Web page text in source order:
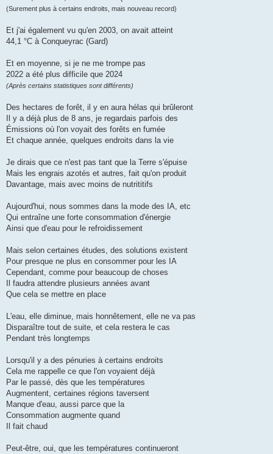
(Surement plus à certains endroits, mais nouveau record)
Et j'ai également vu qu'en 2003, on avait atteint
44,1 °C à Conqueyrac (Gard)
Et en moyenne, si je ne me trompe pas
2022 a été plus difficile que 2024
(Après certains statistiques sont différents)
Des hectares de forêt, il y en aura hélas qui brûleront
Il y a déjà plus de 8 ans, je regardais parfois des
Émissions où l'on voyait des forêts en fumée
Et chaque année, quelques endroits dans la vie
Je dirais que ce n'est pas tant que la Terre s'épuise
Mais les engrais azotés et autres, fait qu'on produit
Davantage, mais avec moins de nutrititifs
Aujourd'hui, nous sommes dans la mode des IA, etc
Qui entraîne une forte consommation d'énergie
Ainsi que d'eau pour le refroidissement
Mais selon certaines études, des solutions existent
Pour presque ne plus en consommer pour les IA
Cependant, comme pour beaucoup de choses
Il faudra attendre plusieurs années avant
Que cela se mettre en place
L'eau, elle diminue, mais honnêtement, elle ne va pas
Disparaître tout de suite, et cela restera le cas
Pendant très longtemps
Lorsqu'il y a des pénuries à certains endroits
Cela me rappelle ce que l'on voyaient déjà
Par le passé, dès que les températures
Augmentent, certaines régions taversent
Manque d'eau, aussi parce que la
Consommation augmente quand
Il fait chaud
Peut-être, oui, que les températures continueront